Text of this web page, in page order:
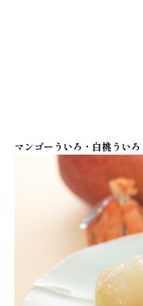
マンゴーういろ・白桃ういろ